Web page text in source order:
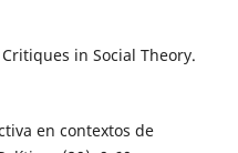
in Social Theory.
en contextos de